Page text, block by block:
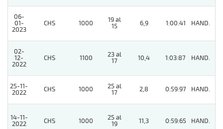
06-
01-
2023
CHS 1000
19 al
15
6,9 1:00:41 HAND.
02-
12-
2022
CHS 1100
23 al
17
10,4 1:03:87 HAND.
25-11-
2022
CHS 1000
25 al
17
2,8 0:59:97 HAND.
14-11-
2022
CHS 1000
25 al
19
11,3 0:59:65 HAND.